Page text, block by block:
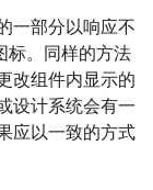
一部分以响应不
标。同样的方法
改组件内显示的
设计系统会有一
应以一致的方式